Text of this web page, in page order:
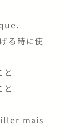
る時に使
と
と
mais